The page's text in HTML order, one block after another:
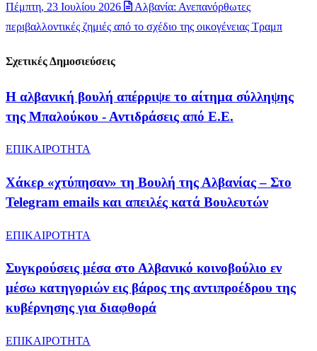
Πέμπτη, 23 Ιουλίου 2026
Αλβανία: Ανεπανόρθωτες
περιβαλλοντικές ζημιές από το σχέδιο της οικογένειας Τραμπ
Σχετικές Δημοσιεύσεις
Η αλβανική βουλή απέρριψε το αίτημα σύλληψης
της Μπαλούκου - Αντιδράσεις από Ε.Ε.
ΕΠΙΚΑΙΡΟΤΗΤΑ
Χάκερ «χτύπησαν» τη Βουλή της Αλβανίας – Στο
Telegram emails και απειλές κατά Βουλευτών
ΕΠΙΚΑΙΡΟΤΗΤΑ
Συγκρούσεις μέσα στο Αλβανικό κοινοβούλιο εν
μέσω κατηγοριών εις βάρος της αντιπροέδρου της
κυβέρνησης για διαφθορά
ΕΠΙΚΑΙΡΟΤΗΤΑ